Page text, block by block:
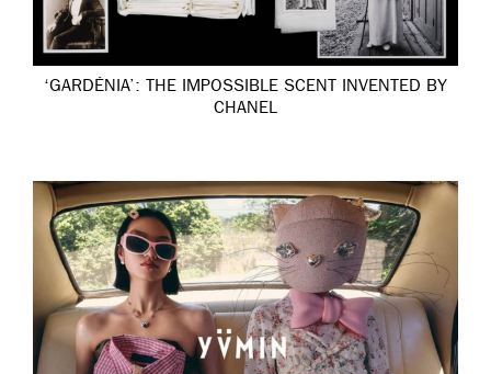
‘GARDÉNIA’: THE IMPOSSIBLE SCENT INVENTED BY
CHANEL